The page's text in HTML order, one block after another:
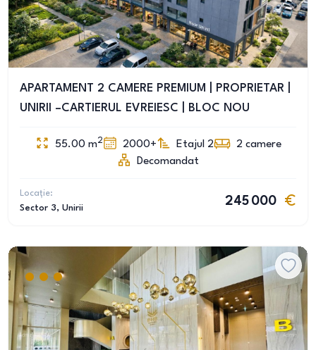
APARTAMENT 2 CAMERE PREMIUM | PROPRIETAR |
UNIRII –CARTIERUL EVREIESC | BLOC NOU
55.00 m2 2000+ Etajul 2 2 camere
Decomandat
Locație:
Sector 3, Unirii
245 000